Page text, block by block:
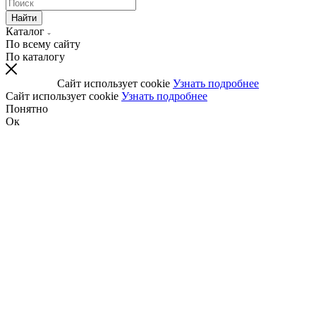
Найти
Каталог
По всему сайту
По каталогу
Сайт использует cookie Узнать подробнее
Сайт использует cookie Узнать подробнее
Понятно
Ок